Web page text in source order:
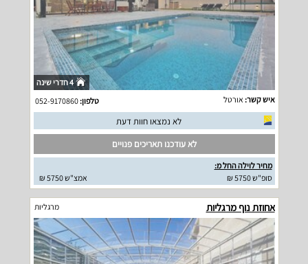
4 חדרי שינה
איש קשר: אורטל טלפון:052-9170860
לא נמצאו חוות דעת
לא עודכנו תאריכים פנויים
מחיר לוילה החל מ:
סופ"ש 5750 ₪
אמצ"ש 5750 ₪
אחוזת נוף מרגליות מרגליות